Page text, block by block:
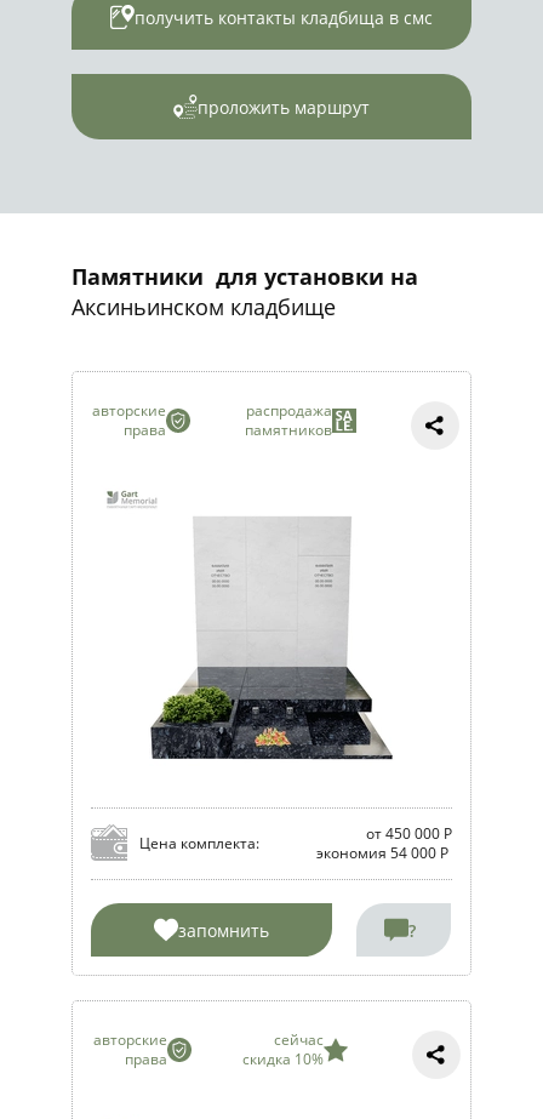
получить контакты кладбища в смс
проложить маршрут
Памятники для установки на
Аксиньинском кладбище
авторские
права
распродажа
памятников
Цена комплекта:
от 450 000 Р
экономия 54 000 Р
запомнить ?
авторские
права
сейчас
скидка 10%